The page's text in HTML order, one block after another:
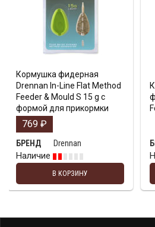
Кормушка фидерная
Drennan In-Line Flat Method
Feeder & Mould S 15 g с
формой для прикормки
769 ₽
БРЕНД
Drennan
Наличие
В КОРЗИНУ